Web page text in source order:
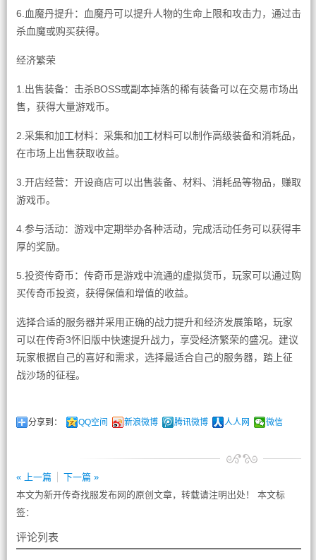
6.血魔丹提升：血魔丹可以提升人物的生命上限和攻击力，通过击
杀血魔或购买获得。
经济繁荣
1.出售装备：击杀BOSS或副本掉落的稀有装备可以在交易市场出
售，获得大量游戏币。
2.采集和加工材料：采集和加工材料可以制作高级装备和消耗品，
在市场上出售获取收益。
3.开店经营：开设商店可以出售装备、材料、消耗品等物品，赚取
游戏币。
4.参与活动：游戏中定期举办各种活动，完成活动任务可以获得丰
厚的奖励。
5.投资传奇币：传奇币是游戏中流通的虚拟货币，玩家可以通过购
买传奇币投资，获得保值和增值的收益。
选择合适的服务器并采用正确的战力提升和经济发展策略，玩家
可以在传奇3怀旧版中快速提升战力，享受经济繁荣的盛况。建议
玩家根据自己的喜好和需求，选择最适合自己的服务器，踏上征
战沙场的征程。
分享到： QQ空间 新浪微博 腾讯微博 人人网 微信
« 上一篇
下一篇 »
本文为新开传奇找服发布网的原创文章，转载请注明出处！ 本文标
签：
评论列表